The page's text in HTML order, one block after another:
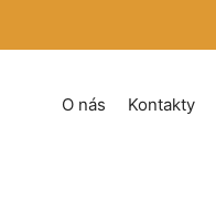
O nás Kontakty